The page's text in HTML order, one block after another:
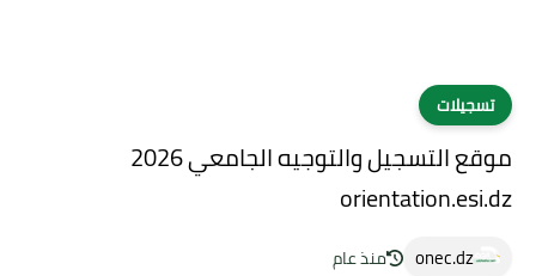
تسجيلات
موقع التسجيل والتوجيه الجامعي 2026
orientation.esi.dz
onec.dz منذ عام